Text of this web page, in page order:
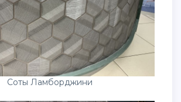
Соты Ламборджини